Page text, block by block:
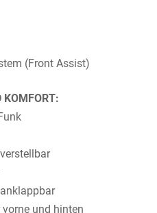
(Front Assist)
KOMFORT:
vorne und hinten